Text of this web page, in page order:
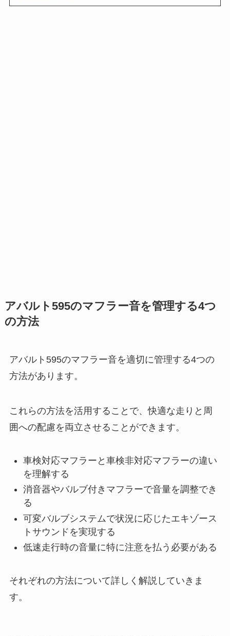
アバルト595のマフラー音を管理する4つ
の方法
アバルト595のマフラー音を適切に管理する4つの
方法があります。
これらの方法を活用することで、快適な走りと周
囲への配慮を両立させることができます。
車検対応マフラーと車検非対応マフラーの違い
を理解する
消音器やバルブ付きマフラーで音量を調整でき
る
可変バルブシステムで状況に応じたエキゾース
トサウンドを実現する
低速走行時の音量に特に注意を払う必要がある
それぞれの方法について詳しく解説していきま
す。